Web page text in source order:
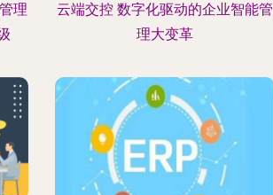
理
云端交控 数字化驱动的企业智能管
理大变革